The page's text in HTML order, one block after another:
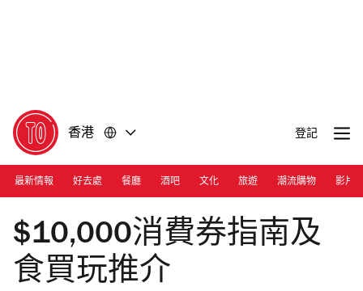
香港 登記
最新情報 好去處 餐廳 酒吧 文化 旅遊 潮流購物 影片
Photograph: Courtesy I.T
$10,000消費券指南及
食買玩推介